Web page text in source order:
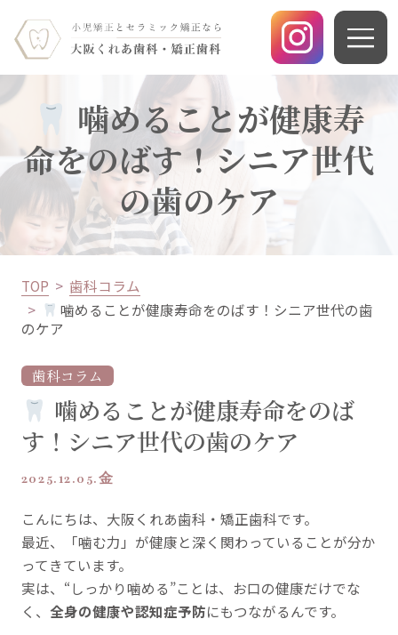
噛めることが健康寿
命をのばす！シニア世代
の歯のケア
TOP
歯科コラム
噛めることが健康寿命をのばす！シニア世代の歯
のケア
歯科コラム
噛めることが健康寿命をのば
す！シニア世代の歯のケア
2025.12.05.金
こんにちは、大阪くれあ歯科・矯正歯科です。
最近、「噛む力」が健康と深く関わっていることが分か
ってきています。
実は、“しっかり噛める”ことは、お口の健康だけでな
く、 全身の健康や認知症予防にもつながるんです。